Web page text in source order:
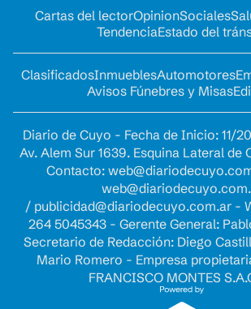
Cartas del lectorOpinionSociales
TendenciaEstado del
ClasificadosInmueblesAutomotores
Avisos Fúnebres y Misas
Diario de Cuyo - Fecha de Inicio: 11/
Av. Alem Sur 1639. Esquina Lateral
Contacto:
/ publicidad@diariodecuyo.com.ar-
264 5045343 - Gerente General:
Secretario de Redacción: Diego
Mario Romero - Empresa
FRANCISCO MONTES